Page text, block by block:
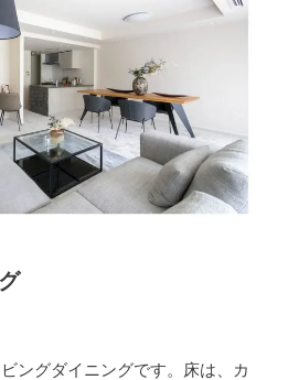
ングダイニングです。床は、カ